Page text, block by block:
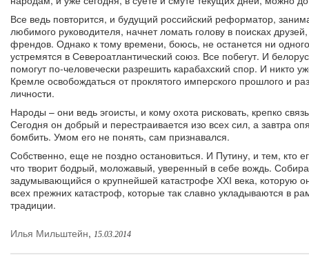
Все ведь повторится, и будущий российский реформатор,
любимого руководителя, начнет ломать голову в поисках
френдов. Однако к тому времени, боюсь, не останется ни
устремятся в Североатлантический союз. Все побегут. И
помогут по-человечески разрешить карабахский спор. И никто
Кремле освобождаться от проклятого имперского прошлого и
личности.
Народы – они ведь эгоисты, и кому охота рисковать, крепко
Сегодня он добрый и перестраивается изо всех сил, а завтра
бомбить. Умом его не понять, сам признавался.
Собственно, еще не поздно остановиться. И Путину, и тем, кто
что творит бодрый, моложавый, уверенный в себе вождь.
задумывающийся о крупнейшей катастрофе ХХI века, которую
всех прежних катастроф, которые так славно укладываются в
традиции.
Илья Мильштейн, 15.03.2014